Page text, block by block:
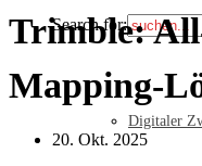
Digitaler
Search for:
Trimble:
Mapping-
20. Okt. 2025